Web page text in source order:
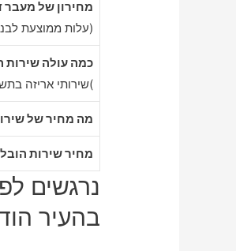
מחירון של מעבר דירה 3 חדרים
(עלות ממוצעת
כמה עולה שירות הובלות
)שירותי אריזה
מה מחיר של שירות הובלות
מחיר שירות הובלות דירה 6 חדרים או
נרגשים
בהעיר